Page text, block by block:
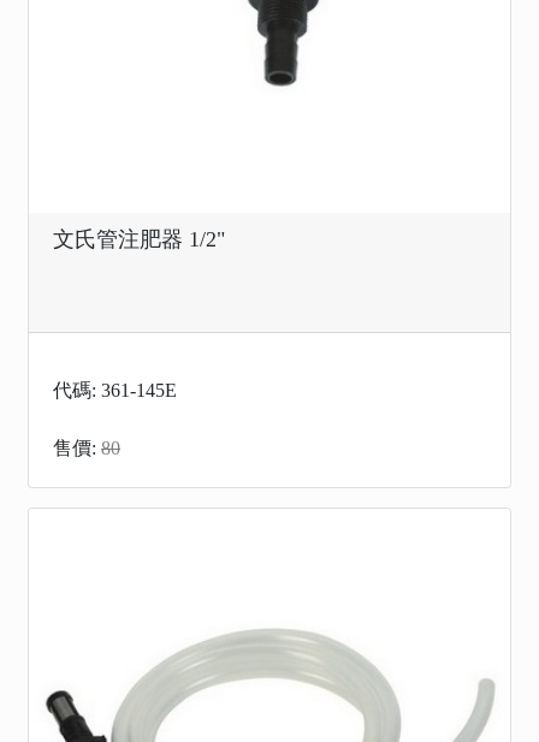
文氏管注肥器 1/2"
代碼: 361-145E
售價: 80